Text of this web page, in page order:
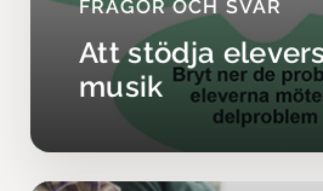
FRÅGOR OCH SVAR
Att stödja
musik